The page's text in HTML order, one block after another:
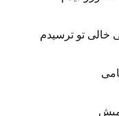
خالی تو ترسیدم